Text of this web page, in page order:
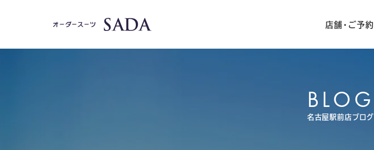
店舗・ご予約
BLOG
名古屋駅前店ブログ